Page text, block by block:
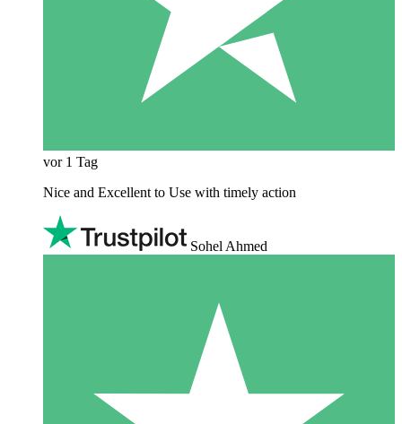
vor 1 Tag
Nice and Excellent to Use with timely action
Sohel Ahmed